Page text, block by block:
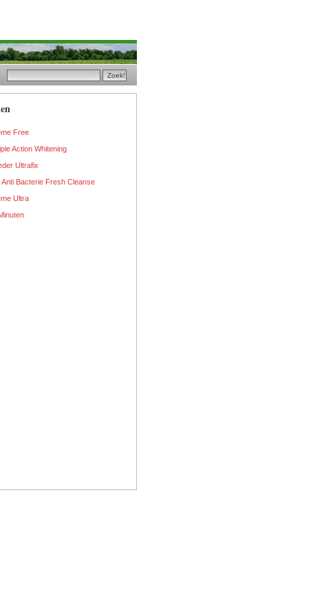
Free
Action Whitening
Ultrafix
Anti Bacterie Fresh Cleanse
Ultra